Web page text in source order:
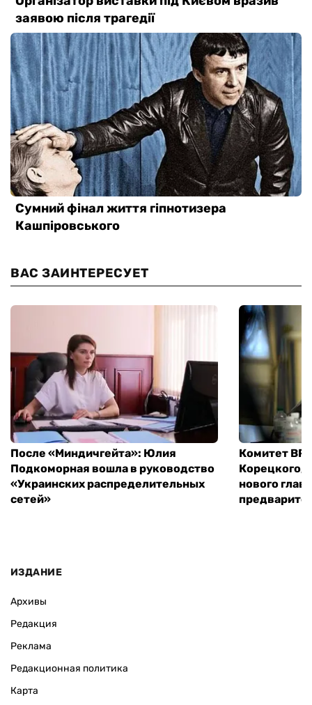
ВАС ЗАИНТЕРЕСУЕТ
После «Миндичгейта»: Юлия
Подкоморная вошла в руководство
«Украинских распределительных
сетей»
Комитет ВР
Корецкого,
нового
ИЗДАНИЕ
Архивы
Редакция
Реклама
Редакционная политика
Карта